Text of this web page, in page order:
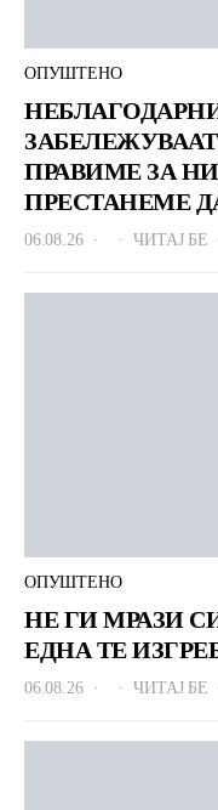
ОПУШТЕНО
ПРАВИМЕ ЗА
ПРЕСТАНЕМЕ
06.08.26 ЧИТАЈ БЕ
ОПУШТЕНО
НЕ ГИ МРАЗИ
ЕДНА ТЕ
06.08.26 ЧИТАЈ БЕ